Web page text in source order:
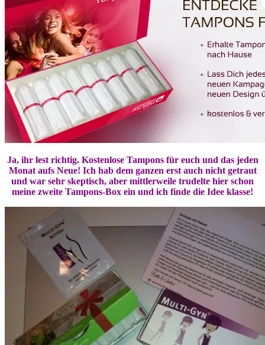
Ja, ihr lest richtig. Kostenlose Tampons für euch und das jeden
Monat aufs Neue! Ich hab dem ganzen erst auch nicht getraut
und war sehr skeptisch, aber mittlerweile trudelte hier schon
meine zweite Tampons-Box ein und ich finde die Idee klasse!